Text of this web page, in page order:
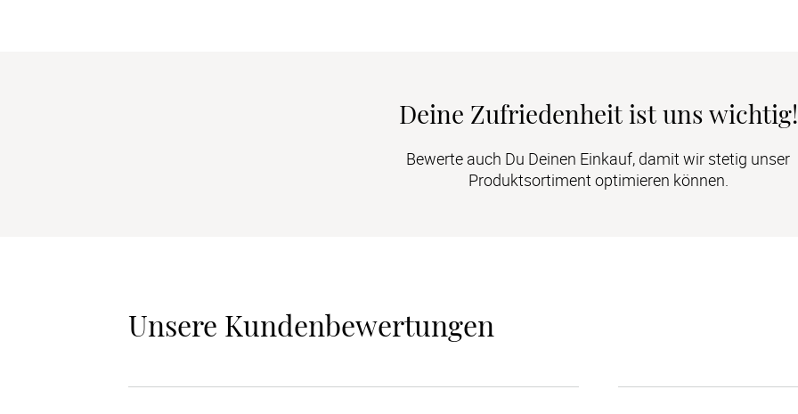
Deine Zufriedenheit ist uns wichtig!
Bewerte auch Du Deinen Einkauf, damit wir stetig unser
Produktsortiment optimieren können.
Unsere Kundenbewertungen